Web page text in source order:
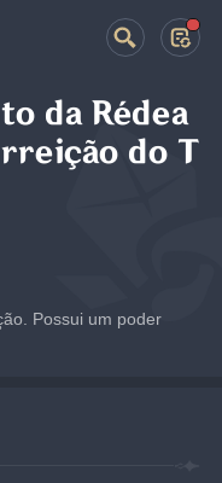
da Rédea
do T
Possui um poder